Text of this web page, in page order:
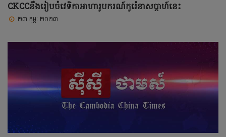
CKCCនឹងរៀបចំវេទិកាអាហារូបករណ៍កូរ៉េនាសប្ដាហ៍នេះ
២៣ កុម្ភៈ ២០២៣